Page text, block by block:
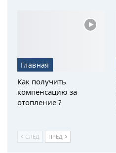
Главная
Как получить
компенсацию за
отопление ?
СЛЕД ПРЕД